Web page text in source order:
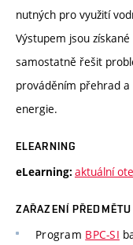
nutných pro využití
Výstupem jsou
samostatně řešit
prováděním přehrad
energie.
ELEARNING
eLearning: aktuální
ZAŘAZENÍ
Program BPC-SI